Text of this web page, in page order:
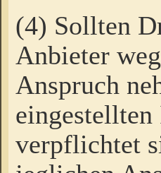
(4) Sollten
Anbieter
Anspruch
verpflichtet